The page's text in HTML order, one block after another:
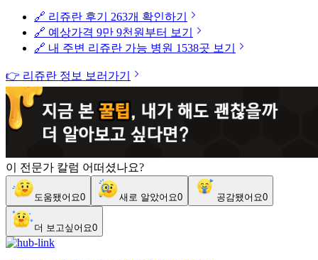
🔗 리쥬란 후기 263개 확인하기
🔗 예상가격 9만 9천원부터 보기
🔗 내 주변 리쥬란 가능 병원 1538곳 보기
👉 리쥬란 정보 보러가기
이 전문가 칼럼 어떠셨나요?
도움됐어요0 새로 알았어요0 공감됐어요0
더 보고싶어요0